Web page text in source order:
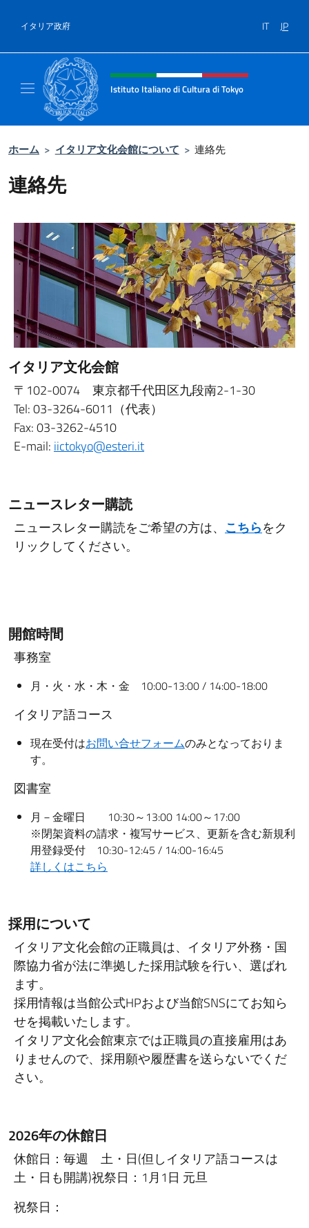
イタリア政府 IT JP
Header, social and menu of site
Istituto Italiano di Cultura di Tokyo
ホーム > イタリア文化会館について > 連絡先
連絡先
イタリア文化会館
〒102-0074 東京都千代田区九段南2-1-30
Tel: 03-3264-6011（代表）
Fax: 03-3262-4510
E-mail: iictokyo@esteri.it
ニュースレター購読
ニュースレター購読をご希望の方は、 こちらをク
リックしてください。
開館時間
事務室
月・火・水・木・金 10:00-13:00 / 14:00-18:00
イタリア語コース
現在受付はお問い合せフォームのみとなっておりま
す。
図書室
月－金曜日 10:30～13:00 14:00～17:00
※閉架資料の請求・複写サービス、更新を含む新規利
用登録受付 10:30-12:45 / 14:00-16:45
詳しくはこちら
採用について
イタリア文化会館の正職員は、イタリア外務・国
際協力省が法に準拠した採用試験を行い、選ばれ
ます。
採用情報は当館公式HPおよび当館SNSにてお知ら
せを掲載いたします。
イタリア文化会館東京では正職員の直接雇用はあ
りませんので、採用願や履歴書を送らないでくだ
さい。
2026年の休館日
休館日：毎週 土・日(但しイタリア語コースは
土・日も開講)祝祭日：1月1日 元旦
祝祭日：